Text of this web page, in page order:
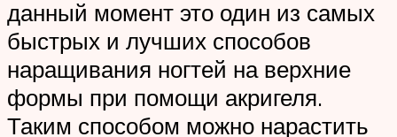
данный момент это один из самых
быстрых и лучших способов
наращивания ногтей на верхние
формы при помощи акригеля.
Таким способом можно нарастить